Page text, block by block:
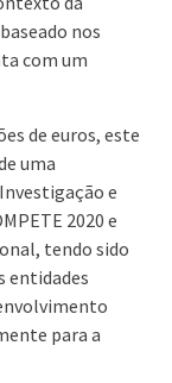
nos
com um
de euros, este
uma
e
2020 e
tendo sido
entidades
para a